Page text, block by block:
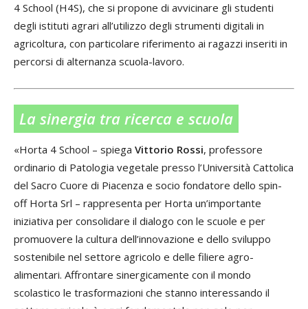
4 School (H4S), che si propone di avvicinare gli studenti
degli istituti agrari all’utilizzo degli strumenti digitali in
agricoltura, con particolare riferimento ai ragazzi inseriti in
percorsi di alternanza scuola-lavoro.
La sinergia tra ricerca e scuola
«Horta 4 School – spiega Vittorio Rossi, professore
ordinario di Patologia vegetale presso l’Università Cattolica
del Sacro Cuore di Piacenza e socio fondatore dello spin-
off Horta Srl – rappresenta per Horta un’importante
iniziativa per consolidare il dialogo con le scuole e per
promuovere la cultura dell’innovazione e dello sviluppo
sostenibile nel settore agricolo e delle filiere agro-
alimentari. Affrontare sinergicamente con il mondo
scolastico le trasformazioni che stanno interessando il